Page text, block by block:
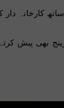
کارخانہ
بھی پیش